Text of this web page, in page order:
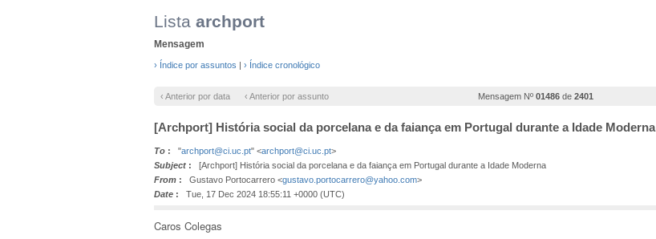
Lista archport
Mensagem
› Índice por assuntos | › Índice cronológico
‹ Anterior por data ‹ Anterior por assunto Mensagem Nº 01486 de 2401
[Archport] História social da porcelana e da faiança em Portugal durante a Idade Moderna
To : "archport@ci.uc.pt" <archport@ci.uc.pt>
Subject : [Archport] História social da porcelana e da faiança em Portugal durante a Idade Moderna
From : Gustavo Portocarrero <gustavo.portocarrero@yahoo.com>
Date : Tue, 17 Dec 2024 18:55:11 +0000 (UTC)
Caros Colegas